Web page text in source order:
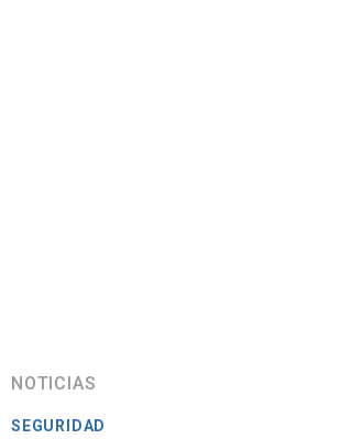
NOTICIAS
SEGURIDAD